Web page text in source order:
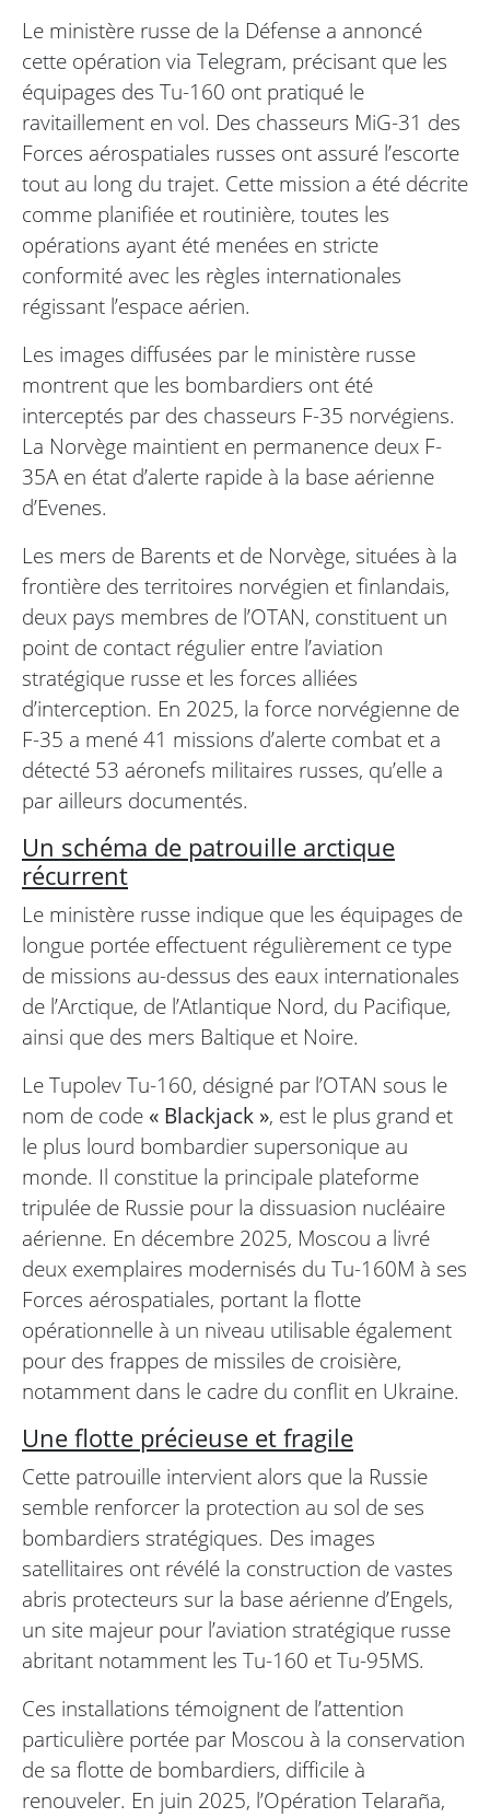
Le ministère russe de la Défense a annoncé
cette opération via Telegram, précisant que les
équipages des Tu-160 ont pratiqué le
ravitaillement en vol. Des chasseurs MiG-31 des
Forces aérospatiales russes ont assuré l’escorte
tout au long du trajet. Cette mission a été décrite
comme planifiée et routinière, toutes les
opérations ayant été menées en stricte
conformité avec les règles internationales
régissant l’espace aérien.
Les images diffusées par le ministère russe
montrent que les bombardiers ont été
interceptés par des chasseurs F-35 norvégiens.
La Norvège maintient en permanence deux F-
35A en état d’alerte rapide à la base aérienne
d’Evenes.
Les mers de Barents et de Norvège, situées à la
frontière des territoires norvégien et finlandais,
deux pays membres de l’OTAN, constituent un
point de contact régulier entre l’aviation
stratégique russe et les forces alliées
d’interception. En 2025, la force norvégienne de
F-35 a mené 41 missions d’alerte combat et a
détecté 53 aéronefs militaires russes, qu’elle a
par ailleurs documentés.
Un schéma de patrouille arctique
récurrent
Le ministère russe indique que les équipages de
longue portée effectuent régulièrement ce type
de missions au-dessus des eaux internationales
de l’Arctique, de l’Atlantique Nord, du Pacifique,
ainsi que des mers Baltique et Noire.
Le Tupolev Tu-160, désigné par l’OTAN sous le
nom de code « Blackjack », est le plus grand et
le plus lourd bombardier supersonique au
monde. Il constitue la principale plateforme
tripulée de Russie pour la dissuasion nucléaire
aérienne. En décembre 2025, Moscou a livré
deux exemplaires modernisés du Tu-160M à ses
Forces aérospatiales, portant la flotte
opérationnelle à un niveau utilisable également
pour des frappes de missiles de croisière,
notamment dans le cadre du conflit en Ukraine.
Une flotte précieuse et fragile
Cette patrouille intervient alors que la Russie
semble renforcer la protection au sol de ses
bombardiers stratégiques. Des images
satellitaires ont révélé la construction de vastes
abris protecteurs sur la base aérienne d’Engels,
un site majeur pour l’aviation stratégique russe
abritant notamment les Tu-160 et Tu-95MS.
Ces installations témoignent de l’attention
particulière portée par Moscou à la conservation
de sa flotte de bombardiers, difficile à
renouveler. En juin 2025, l’Opération Telaraña,